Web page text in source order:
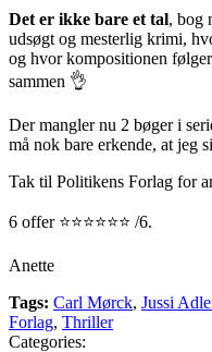
Det er ikke bare et tal, bog
udsøgt og mesterlig krimi,
og hvor kompositionen
sammen 👌
Der mangler nu 2 bøger i
må nok bare erkende, at jeg
Tak til Politikens Forlag for
6 offer ⭐️⭐️⭐️⭐️⭐️⭐️ /6.
Anette
Tags: Carl Mørck, Jussi
Forlag, Thriller
Categories: